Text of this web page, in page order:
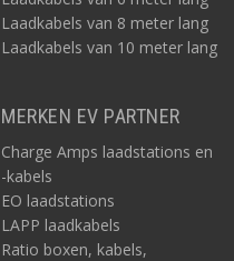
Laadkabels van 8 meter lang
Laadkabels van 10 meter lang
MERKEN EV PARTNER
Charge Amps laadstations en
-kabels
EO laadstations
LAPP laadkabels
Ratio boxen, kabels,